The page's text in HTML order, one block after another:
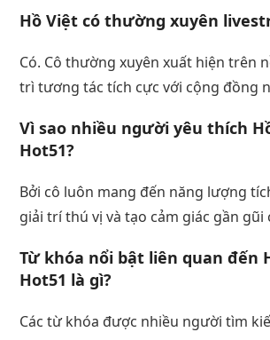
Hồ Việt có thường xuyên
Có. Cô thường xuyên xuất hiện trên
trì tương tác tích cực với cộng đồng
Vì sao nhiều người yêu thích
Hot51?
Bởi cô luôn mang đến năng lượng
giải trí thú vị và tạo cảm giác gần gũi
Từ khóa nổi bật liên quan đến
Hot51 là gì?
Các từ khóa được nhiều người tìm